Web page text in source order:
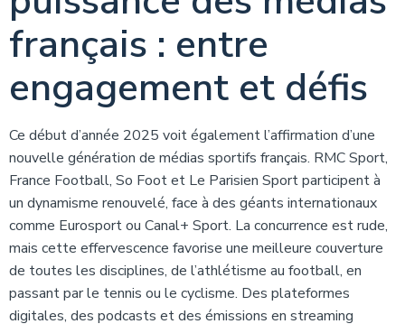
français : entre
engagement et défis
Ce début d’année 2025 voit également l’affirmation d’une
nouvelle génération de médias sportifs français. RMC Sport,
France Football, So Foot et Le Parisien Sport participent à
un dynamisme renouvelé, face à des géants internationaux
comme Eurosport ou Canal+ Sport. La concurrence est rude,
mais cette effervescence favorise une meilleure couverture
de toutes les disciplines, de l’athlétisme au football, en
passant par le tennis ou le cyclisme. Des plateformes
digitales, des podcasts et des émissions en streaming